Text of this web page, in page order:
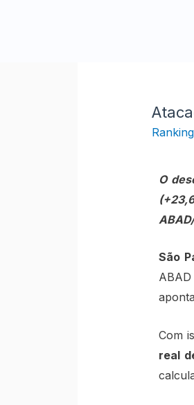
O
São
Com
real